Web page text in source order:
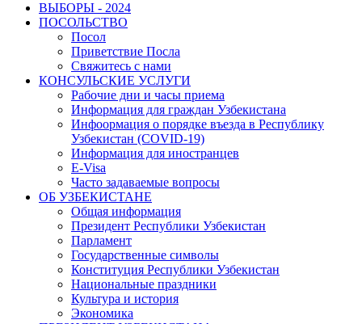
ВЫБОРЫ - 2024
ПОСОЛЬСТВО
Посол
Приветствие Посла
Свяжитесь с нами
КОНСУЛЬСКИЕ УСЛУГИ
Рабочие дни и часы приема
Информация для граждан Узбекистана
Инфоормация о порядке въезда в Республику
Узбекистан (COVID-19)
Информация для иностранцев
E-Visa
Часто задаваемые вопросы
ОБ УЗБЕКИСТАНЕ
Общая информация
Президент Республики Узбекистан
Парламент
Государственные символы
Конституция Республики Узбекистан
Национальные праздники
Культура и история
Экономика